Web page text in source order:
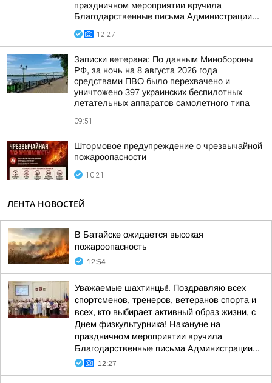
праздничном мероприятии вручила
Благодарственные письма Администрации...
12:27
Записки ветерана: По данным Минобороны
РФ, за ночь на 8 августа 2026 года
средствами ПВО было перехвачено и
уничтожено 397 украинских беспилотных
летательных аппаратов самолетного типа
09:51
Штормовое предупреждение о чрезвычайной
пожароопасности
10:21
ЛЕНТА НОВОСТЕЙ
В Батайске ожидается высокая
пожароопасность
12:54
Уважаемые шахтинцы!. Поздравляю всех
спортсменов, тренеров, ветеранов спорта и
всех, кто выбирает активный образ жизни, с
Днем физкультурника! Накануне на
праздничном мероприятии вручила
Благодарственные письма Администрации...
12:27